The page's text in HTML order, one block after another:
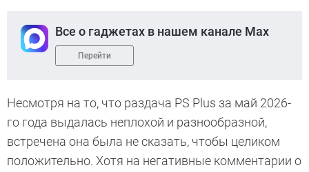
Все о гаджетах в нашем канале Max
Перейти
Несмотря на то, что раздача PS Plus за май 2026-
го года выдалась неплохой и разнообразной,
встречена она была не сказать, чтобы целиком
положительно. Хотя на негативные комментарии о